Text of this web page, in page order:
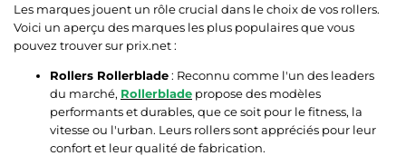
Les marques jouent un rôle crucial dans le choix de vos rollers.
Voici un aperçu des marques les plus populaires que vous
pouvez trouver sur prix.net :
Rollers Rollerblade: Reconnu comme l'un des leaders
du marché, Rollerblade propose des modèles
performants et durables, que ce soit pour le fitness, la
vitesse ou l'urban. Leurs rollers sont appréciés pour leur
confort et leur qualité de fabrication.